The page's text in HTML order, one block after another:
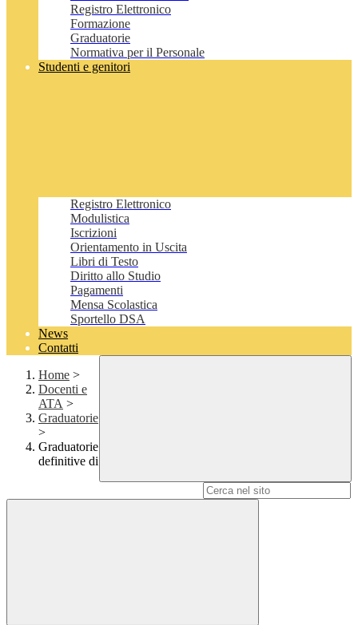
Registro Elettronico
Formazione
Graduatorie
Normativa per il Personale
Studenti e genitori
Registro Elettronico
Modulistica
Iscrizioni
Orientamento in Uscita
Libri di Testo
Diritto allo Studio
Pagamenti
Mensa Scolastica
Sportello DSA
News
Contatti
Home >
Docenti e
ATA >
Graduatorie
>
Graduatorie
definitive di